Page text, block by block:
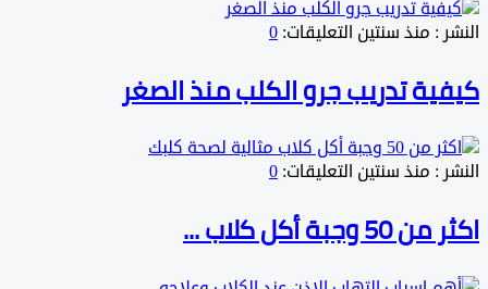
:منذ سنتين التعليقات:0
تدريب جرو الكلب منذ الصغر
:منذ سنتين التعليقات:0
أكل كلاب ...